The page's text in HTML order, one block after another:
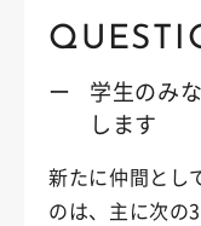
ー
学生のみ
します
新たに仲間とし
のは、主に次の